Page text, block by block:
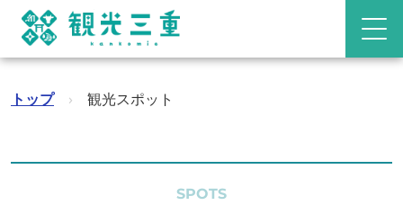
トップ › 観光スポット
SPOTS